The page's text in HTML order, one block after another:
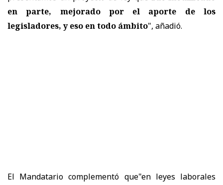
en parte, mejorado por el aporte de los
legisladores, y eso en todo ámbito", añadió.
El Mandatario complementó que"en leyes laborales